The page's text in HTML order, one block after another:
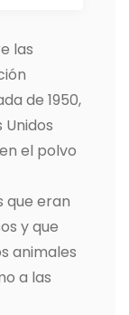
las
de 1950,
el polvo
que eran
y que
animales
a las